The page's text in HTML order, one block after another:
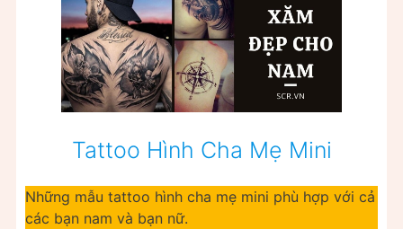
Tattoo Hình Cha Mẹ Mini
Những mẫu tattoo hình cha mẹ mini phù hợp với cả
các bạn nam và bạn nữ.